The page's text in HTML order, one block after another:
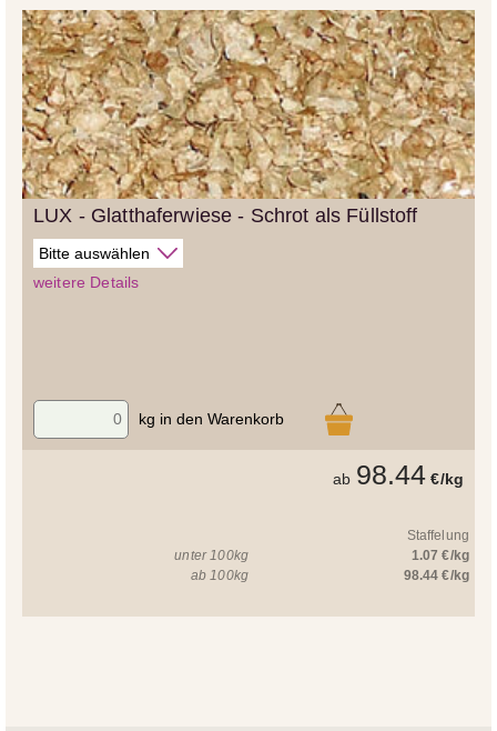
LUX - Glatthaferwiese - Schrot als Füllstoff
weitere Details
kg in den Warenkorb
ab 98.44 €/kg
Staffelung
unter 100kg
1.07 €/kg
ab 100kg
98.44 €/kg